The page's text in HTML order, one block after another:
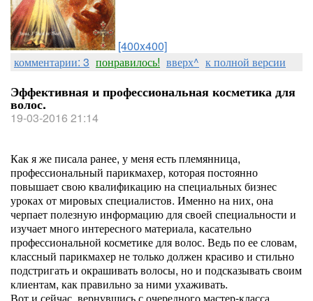
[400x400]
комментарии: 3 понравилось! вверх^ к полной версии
Эффективная и профессиональная косметика для
волос.
19-03-2016 21:14
Как я же писала ранее, у меня есть племянница,
профессиональный парикмахер, которая постоянно
повышает свою квалификацию на специальных бизнес
уроках от мировых специалистов. Именно на них, она
черпает полезную информацию для своей специальности и
изучает много интересного материала, касательно
профессиональной косметике для волос. Ведь по ее словам,
классный парикмахер не только должен красиво и стильно
подстригать и окрашивать волосы, но и подсказывать своим
клиентам, как правильно за ними ухаживать.